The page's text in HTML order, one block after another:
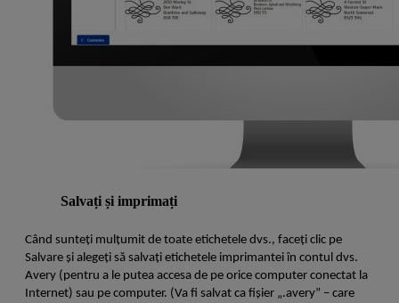
Salvați și imprimați
Când sunteți mulțumit de toate etichetele dvs., faceți clic pe
Salvare și alegeți să salvați etichetele imprimantei în contul dvs.
Avery (pentru a le putea accesa de pe orice computer conectat la
Internet) sau pe computer. (Va fi salvat ca fișier „.avery” – care